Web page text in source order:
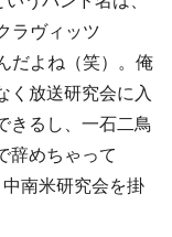
ラヴィッツ
だよね（笑）。俺
く放送研究会に入
きるし、一石二鳥
辞めちゃって
南米研究会を掛